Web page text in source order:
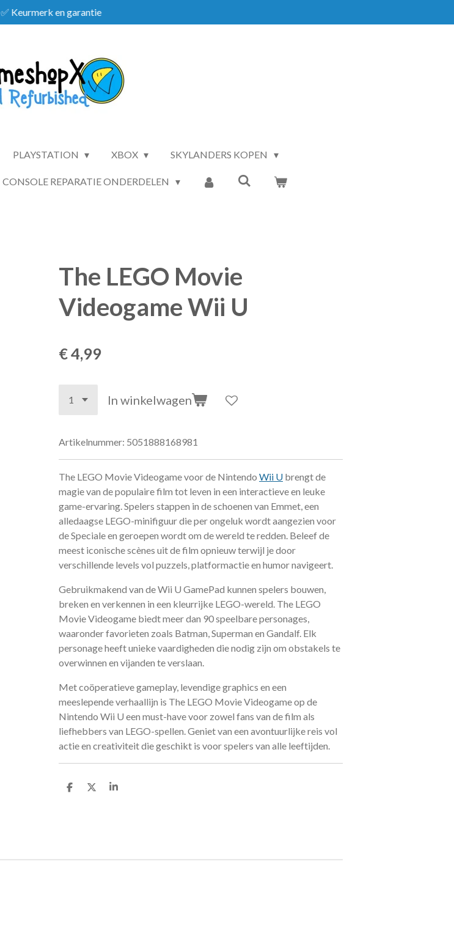
✅ Keurmerk en garantie
PLAYSTATION XBOX SKYLANDERS KOPEN
CONSOLE REPARATIE ONDERDELEN
The LEGO Movie
Videogame Wii U
€ 4,99
In winkelwagen
Artikelnummer: 5051888168981
The LEGO Movie Videogame voor de Nintendo Wii U brengt de
magie van de populaire film tot leven in een interactieve en leuke
game-ervaring. Spelers stappen in de schoenen van Emmet, een
alledaagse LEGO-minifiguur die per ongeluk wordt aangezien voor
de Speciale en geroepen wordt om de wereld te redden. Beleef de
meest iconische scènes uit de film opnieuw terwijl je door
verschillende levels vol puzzels, platformactie en humor navigeert.
Gebruikmakend van de Wii U GamePad kunnen spelers bouwen,
breken en verkennen in een kleurrijke LEGO-wereld. The LEGO
Movie Videogame biedt meer dan 90 speelbare personages,
waaronder favorieten zoals Batman, Superman en Gandalf. Elk
personage heeft unieke vaardigheden die nodig zijn om obstakels te
overwinnen en vijanden te verslaan.
Met coöperatieve gameplay, levendige graphics en een
meeslepende verhaallijn is The LEGO Movie Videogame op de
Nintendo Wii U een must-have voor zowel fans van de film als
liefhebbers van LEGO-spellen. Geniet van een avontuurlijke reis vol
actie en creativiteit die geschikt is voor spelers van alle leeftijden.
D
D
S